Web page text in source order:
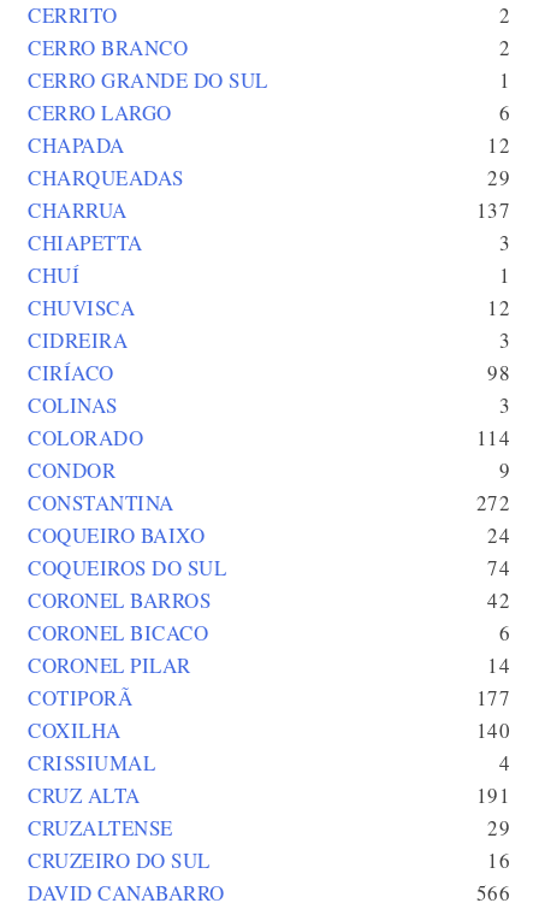
CERRITO
2
CERRO BRANCO
2
CERRO GRANDE DO SUL
1
CERRO LARGO
6
CHAPADA
12
CHARQUEADAS
29
CHARRUA
137
CHIAPETTA
3
CHUÍ
1
CHUVISCA
12
CIDREIRA
3
CIRÍACO
98
COLINAS
3
COLORADO
114
CONDOR
9
CONSTANTINA
272
COQUEIRO BAIXO
24
COQUEIROS DO SUL
74
CORONEL BARROS
42
CORONEL BICACO
6
CORONEL PILAR
14
COTIPORÃ
177
COXILHA
140
CRISSIUMAL
4
CRUZ ALTA
191
CRUZALTENSE
29
CRUZEIRO DO SUL
16
DAVID CANABARRO
566